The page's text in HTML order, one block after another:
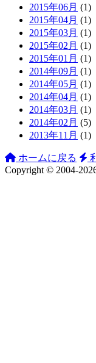
2015年06月 (1)
2015年04月 (1)
2015年03月 (1)
2015年02月 (1)
2015年01月 (1)
2014年09月 (1)
2014年05月 (1)
2014年04月 (1)
2014年03月 (1)
2014年02月 (5)
2013年11月 (1)
ホームに戻る
Copyright © 2004-